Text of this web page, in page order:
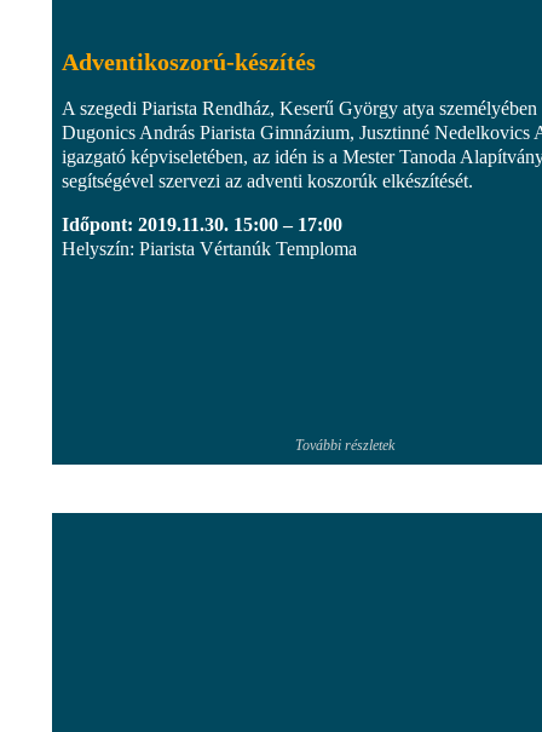
Adventikoszorú-készítés
A szegedi Piarista Rendház, Keserű György atya személyében
Dugonics András Piarista Gimnázium, Jusztinné Nedelkovics
igazgató képviseletében, az idén is a Mester Tanoda
segítségével szervezi az adventi koszorúk elkészítését.
Időpont: 2019.11.30. 15:00 – 17:00
Helyszín: Piarista Vértanúk Temploma
További részletek